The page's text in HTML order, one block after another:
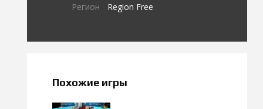
Регион Region Free
Похожие игры